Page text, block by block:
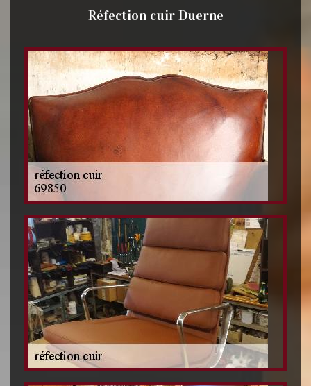
Réfection cuir Duerne